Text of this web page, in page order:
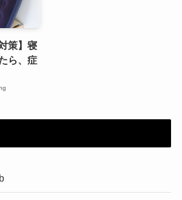
策】寝
ら、症